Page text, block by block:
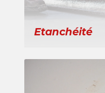
Etanchéité